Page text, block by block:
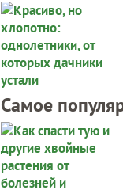
Самое